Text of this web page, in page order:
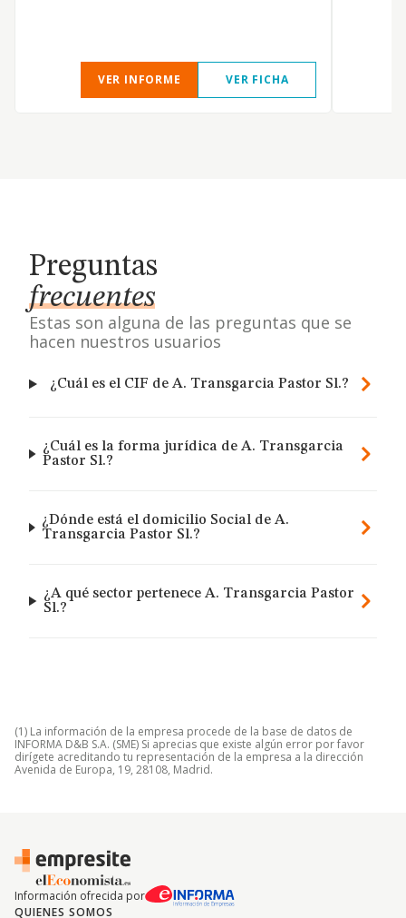
VER INFORME VER FICHA
Preguntas
frecuentes
Estas son alguna de las preguntas que se
hacen nuestros usuarios
¿Cuál es el CIF de A. Transgarcia Pastor Sl.?
¿Cuál es la forma jurídica de A. Transgarcia
Pastor Sl.?
¿Dónde está el domicilio Social de A.
Transgarcia Pastor Sl.?
¿A qué sector pertenece A. Transgarcia Pastor
Sl.?
(1) La información de la empresa procede de la base de datos de
INFORMA D&B S.A. (SME) Si aprecias que existe algún error por favor
dirígete acreditando tu representación de la empresa a la dirección
Avenida de Europa, 19, 28108, Madrid.
Información ofrecida por
QUIENES SOMOS